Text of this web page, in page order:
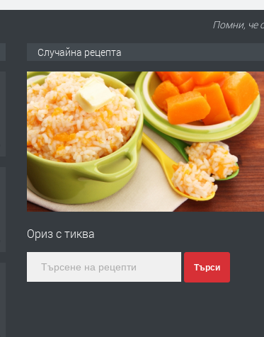
Помни, че
Случайна рецепта
Ориз с тиква
Търси